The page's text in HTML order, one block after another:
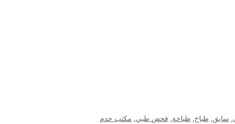
, سايق, طباخ, طباخة, فحص طبي, مكتب خدم